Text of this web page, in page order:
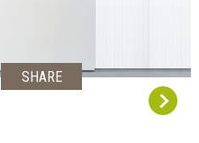
SHARE